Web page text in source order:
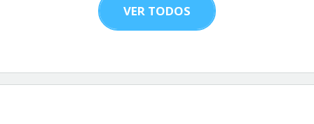
VER TODOS